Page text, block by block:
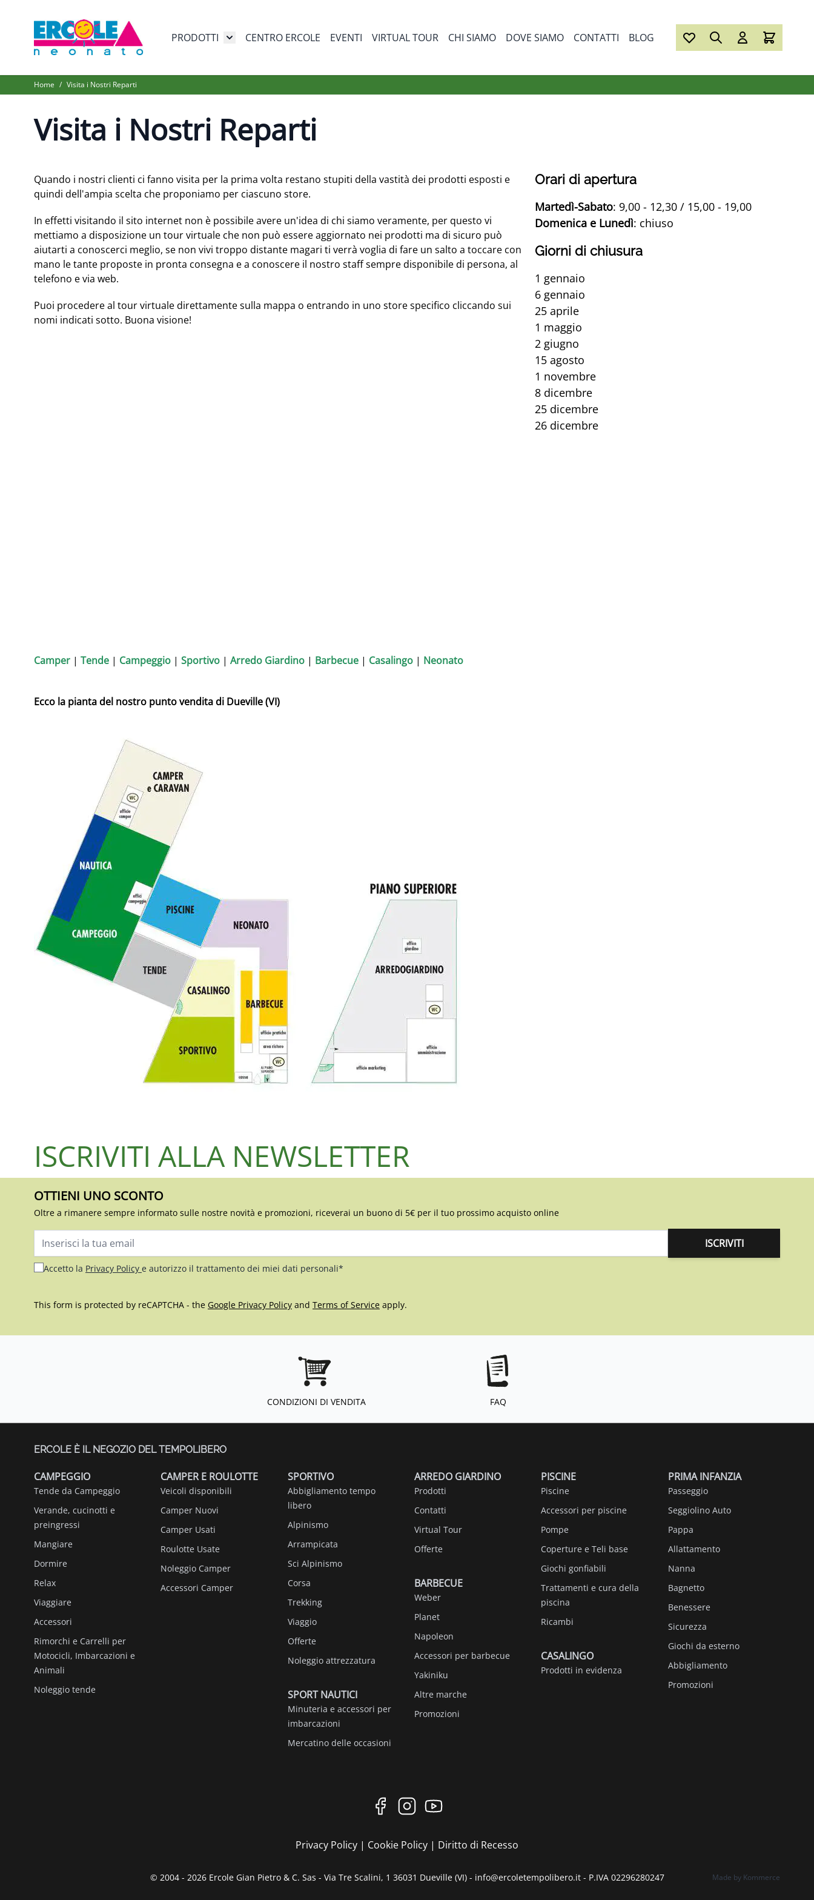
PRODOTTI Toggle submenu for Prodotti
CENTRO ERCOLE EVENTI VIRTUAL TOUR CHI SIAMO DOVE SIAMO CONTATTI BLOG
Home / Visita i Nostri Reparti
Visita i Nostri Reparti
Quando i nostri clienti ci fanno visita per la prima volta restano stupiti della vastità dei prodotti esposti e
quindi dell'ampia scelta che proponiamo per ciascuno store.
In effetti visitando il sito internet non è possibile avere un'idea di chi siamo veramente, per questo vi
mettiamo a disposizione un tour virtuale che non può essere aggiornato nei prodotti ma di sicuro può
aiutarti a conoscerci meglio, se non vivi troppo distante magari ti verrà voglia di fare un salto a toccare con
mano le tante proposte in pronta consegna e a conoscere il nostro staff sempre disponibile di persona, al
telefono e via web.
Puoi procedere al tour virtuale direttamente sulla mappa o entrando in uno store specifico cliccando sui
nomi indicati sotto. Buona visione!
Camper | Tende | Campeggio | Sportivo | Arredo Giardino | Barbecue | Casalingo | Neonato
Ecco la pianta del nostro punto vendita di Dueville (VI)
Orari di apertura
Martedì-Sabato: 9,00 - 12,30 / 15,00 - 19,00
Domenica e Lunedì: chiuso
Giorni di chiusura
1 gennaio
6 gennaio
25 aprile
1 maggio
2 giugno
15 agosto
1 novembre
8 dicembre
25 dicembre
26 dicembre
ISCRIVITI ALLA NEWSLETTER
OTTIENI UNO SCONTO
Oltre a rimanere sempre informato sulle nostre novità e promozioni, riceverai un buono di 5€ per il tuo prossimo acquisto online
Indirizzo email ISCRIVITI
Accetto la Privacy Policy e autorizzo il trattamento dei miei dati personali*
This form is protected by reCAPTCHA - the Google Privacy Policy and Terms of Service apply.
CONDIZIONI DI VENDITA FAQ
ERCOLE È IL NEGOZIO DEL TEMPOLIBERO
CAMPEGGIO
Tende da Campeggio
Verande, cucinotti e
preingressi
Mangiare
Dormire
Relax
Viaggiare
Accessori
Rimorchi e Carrelli per
Motocicli, Imbarcazioni e
Animali
Noleggio tende
CAMPER E ROULOTTE
Veicoli disponibili
Camper Nuovi
Camper Usati
Roulotte Usate
Noleggio Camper
Accessori Camper
SPORTIVO
Abbigliamento tempo
libero
Alpinismo
Arrampicata
Sci Alpinismo
Corsa
Trekking
Viaggio
Offerte
Noleggio attrezzatura
SPORT NAUTICI
Minuteria e accessori per
imbarcazioni
Mercatino delle occasioni
ARREDO GIARDINO
Prodotti
Contatti
Virtual Tour
Offerte
BARBECUE
Weber
Planet
Napoleon
Accessori per barbecue
Yakiniku
Altre marche
Promozioni
PISCINE
Piscine
Accessori per piscine
Pompe
Coperture e Teli base
Giochi gonfiabili
Trattamenti e cura della
piscina
Ricambi
CASALINGO
Prodotti in evidenza
PRIMA INFANZIA
Passeggio
Seggiolino Auto
Pappa
Allattamento
Nanna
Bagnetto
Benessere
Sicurezza
Giochi da esterno
Abbigliamento
Promozioni
Privacy Policy | Cookie Policy | Diritto di Recesso
© 2004 - 2026 Ercole Gian Pietro & C. Sas - Via Tre Scalini, 1 36031 Dueville (VI) - info@ercoletempolibero.it - P.IVA 02296280247 Made by Kommerce